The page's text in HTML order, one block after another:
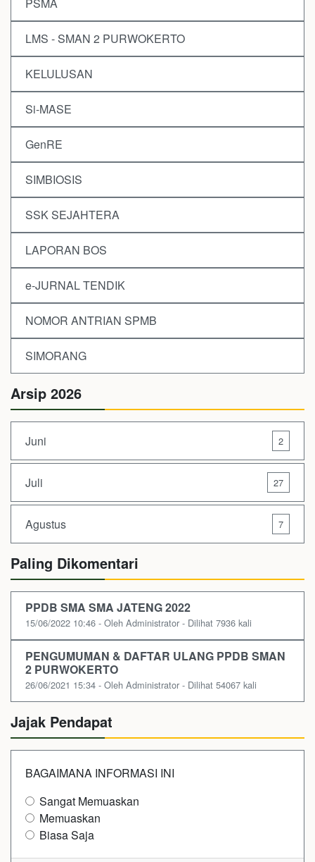
LMS - SMAN 2 PURWOKERTO
KELULUSAN
Si-MASE
GenRE
SIMBIOSIS
SSK SEJAHTERA
LAPORAN BOS
e-JURNAL TENDIK
NOMOR ANTRIAN SPMB
SIMORANG
Arsip 2026
Juni 2
Juli 27
Agustus 7
Paling Dikomentari
PPDB SMA SMA JATENG 2022
15/06/2022 10:46 - Oleh Administrator - Dilihat 7936 kali
PENGUMUMAN & DAFTAR ULANG PPDB SMAN
2 PURWOKERTO
26/06/2021 15:34 - Oleh Administrator - Dilihat 54067 kali
Jajak Pendapat
BAGAIMANA INFORMASI INI
Sangat Memuaskan
Memuaskan
Biasa Saja